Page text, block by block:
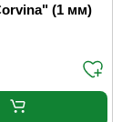
(1 мм)